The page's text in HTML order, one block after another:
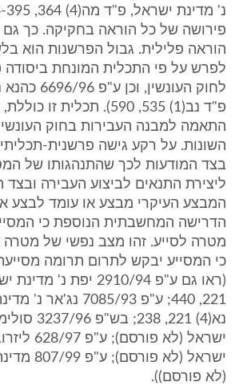
פירושה של כל הוראה בחקיקה. כך גם
הוראה פלילית. גבול הפרשנות הוא
לחוק
פ"ד נב(1) 535, 590). תכלית זו
התאמה למבנה העבירות בחוק העונשין
השונות. על רקע גישה פרשנית-
בצד המודעות לכך שהתנהגותו של
ליצירת התנאים לביצוע העבירה ובצד
המבצע העיקרי מבצע או עומד לבצע
הדרישה המחשבתית הנוספת כי
מטרה לסייע. זהו מצב נפשי של מטרה
כי המסייע יבקש לתרום תרומה
221, 440; ע"פ 7085/93
נא(4) 221,
ישראל (לא
ישראל (לא
(לא פורסם)).